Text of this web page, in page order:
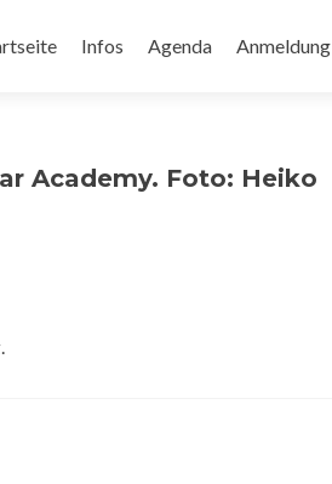
Infos Agenda Anmeldung
Academy. Foto: Heiko
.